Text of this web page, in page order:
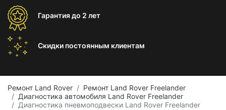
Гарантиядо 2 лет
Скидки постоянным клиентам
Ремонт Land Rover
Ремонт Land Rover Freelander
Диагностика автомобиля Land Rover Freelander
Диагностика пневмоподвески Land Rover Freelander